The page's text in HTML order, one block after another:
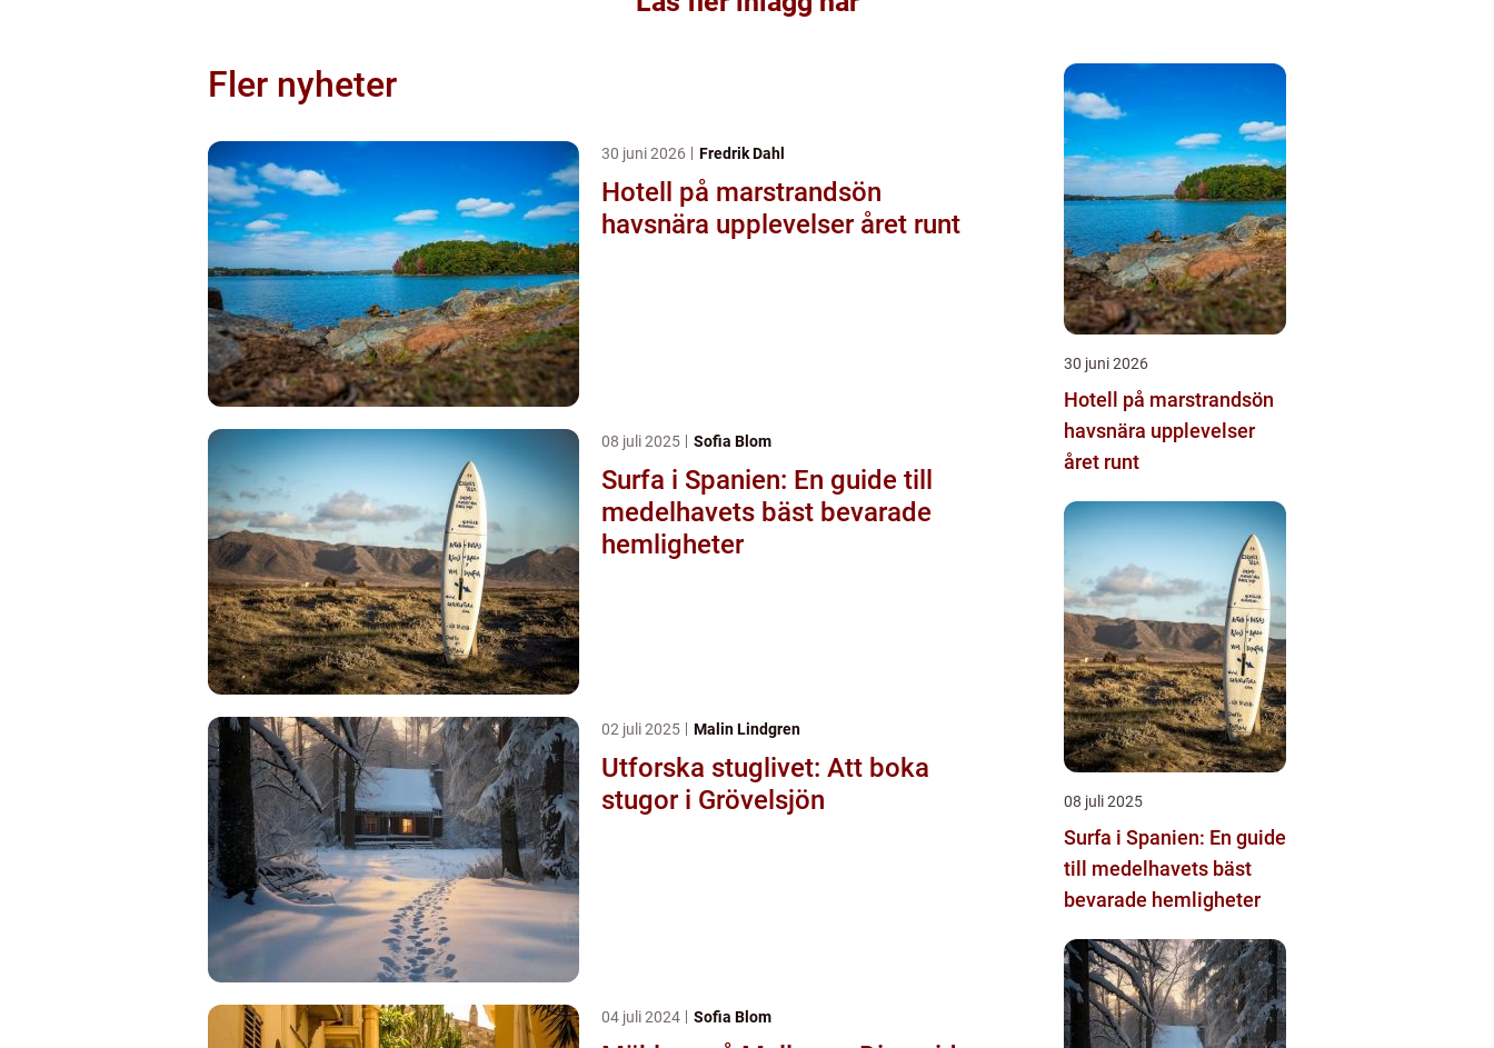
Fler nyheter
30 juni 2026 Fredrik Dahl
Hotell på marstrandsön
havsnära upplevelser året runt
08 juli 2025 Sofia Blom
Surfa i Spanien: En guide till
medelhavets bäst bevarade
hemligheter
02 juli 2025 Malin Lindgren
Utforska stuglivet: Att boka
stugor i Grövelsjön
04 juli 2024 Sofia Blom
30 juni 2026
Hotell på marstrandsön
havsnära upplevelser
året runt
08 juli 2025
Surfa i Spanien: En guide
till medelhavets bäst
bevarade hemligheter